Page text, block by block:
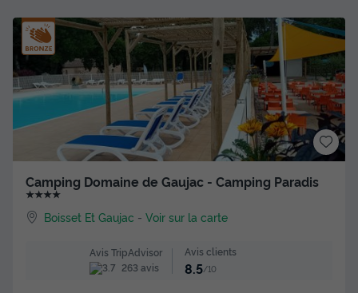
Camping Domaine de Gaujac - Camping Paradis
★★★★
Boisset Et Gaujac -Voir sur la carte
Avis TripAdvisor
263 avis
Avis clients
8.5/10